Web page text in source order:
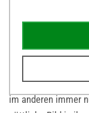
Im Anschluss an
die enge,
Gottes- und
Berührung in
im anderen immer